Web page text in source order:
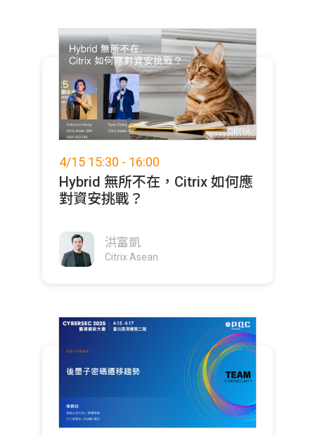
4/15 15:30 - 16:00
Hybrid 無所不在，Citrix 如何應
對資安挑戰？
洪富凱
Citrix Asean